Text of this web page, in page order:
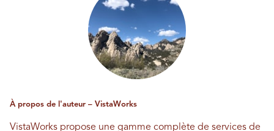
À propos de l'auteur – VistaWorks
VistaWorks propose une gamme complète de services de